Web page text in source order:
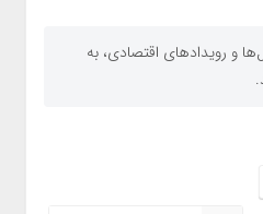
و رویدادهای اقتصادی، به